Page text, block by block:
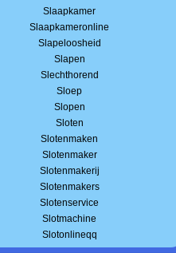
Slaapkamer
Slaapkameronline
Slapeloosheid
Slapen
Slechthorend
Sloep
Slopen
Sloten
Slotenmaken
Slotenmaker
Slotenmakerij
Slotenmakers
Slotenservice
Slotmachine
Slotonlineqq